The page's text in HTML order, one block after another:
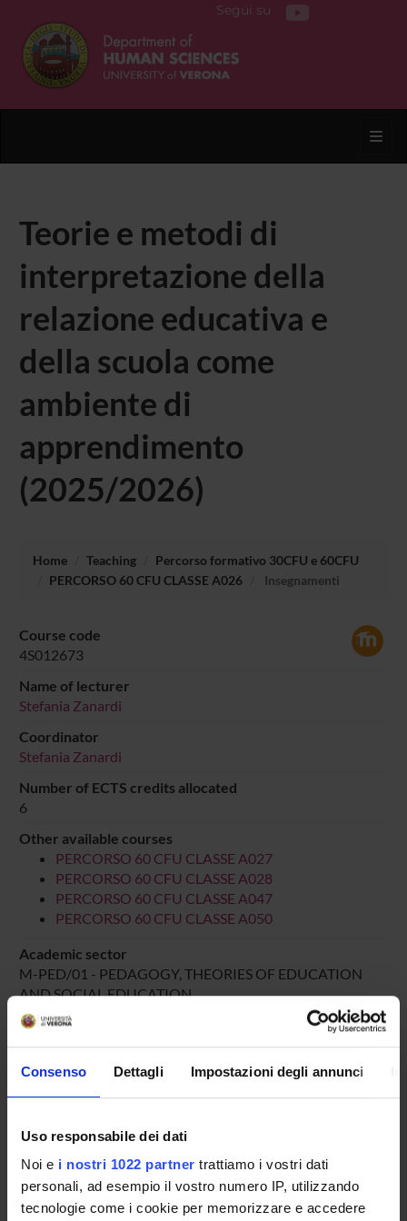
Consenso Dettagli Impostazioni degli annunci
Uso responsabile dei dati
Noi e i nostri 1022 partner trattiamo i vostri dati
personali, ad esempio il vostro numero IP, utilizzando
tecnologie come i cookie per memorizzare e accedere
Segui su
Teorie e metodi di
interpretazione della
relazione educativa e
della scuola come
ambiente di
apprendimento
(2025/2026)
Home Teaching
Percorso formativo 30CFU e 60CFU
PERCORSO 60 CFU CLASSE A026
Insegnamenti
Course code
4S012673
Name of lecturer
Stefania Zanardi
Coordinator
Stefania Zanardi
Number of ECTS credits allocated
6
Other available courses
PERCORSO 60 CFU CLASSE A027
PERCORSO 60 CFU CLASSE A028
PERCORSO 60 CFU CLASSE A047
PERCORSO 60 CFU CLASSE A050
Academic sector
M-PED/01 - PEDAGOGY, THEORIES OF EDUCATION
AND SOCIAL EDUCATION
Language of instruction
Italian
Period
PERIODO DIDATTICOdal Mar 1, 2026 al Dec 15, 2026.
Course news
Seminars related to the course
LESSON TIMETABLE